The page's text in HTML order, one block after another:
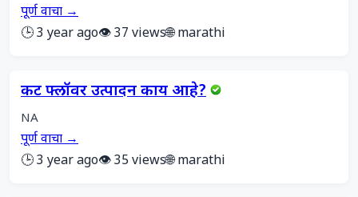
पूर्ण वाचा →
🕒 3 year ago👁️ 37 views🌐 marathi
कट फ्लॉवर उत्पादन काय आहे?
NA
पूर्ण वाचा →
🕒 3 year ago👁️ 35 views🌐 marathi